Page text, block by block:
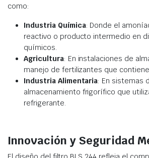
como:
Industria Química: Donde el
reactivo o producto intermedio en
químicos.
Agricultura: En instalaciones de
manejo de fertilizantes que
Industria Alimentaria: En sistemas
almacenamiento frigorífico que
refrigerante.
Innovación y Seguridad